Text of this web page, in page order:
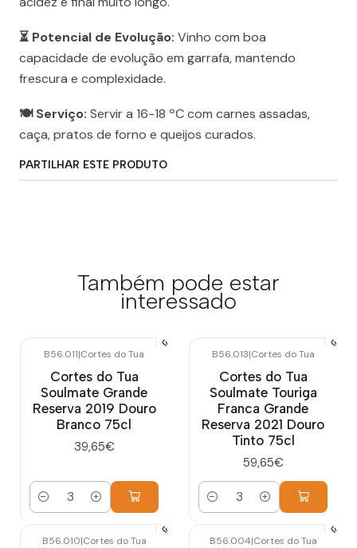
⏳ Potencial de Evolução: Vinho com boa
capacidade de evolução em garrafa, mantendo
frescura e complexidade.
🍽️ Serviço: Servir a 16-18 ºC com carnes assadas,
caça, pratos de forno e queijos curados.
PARTILHAR ESTE PRODUTO
Também pode estar
interessado
B56.011|Cortes do Tua
Cortes do Tua
Soulmate Grande
Reserva 2019 Douro
Branco 75cl
39,65€
Quantidade
B56.013|Cortes do Tua
Cortes do Tua
Soulmate Touriga
Franca Grande
Reserva 2021 Douro
Tinto 75cl
59,65€
Quantidade
B56.010|Cortes do Tua B56.004|Cortes do Tua